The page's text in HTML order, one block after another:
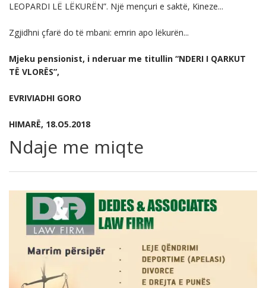
LEOPARDI LË LËKURËN”. Një mençuri e saktë, Kineze...
Zgjidhni çfarë do të mbani: emrin apo lëkurën...
Mjeku pensionist, i nderuar me titullin “NDERI I QARKUT
TË VLORËS”,
EVRIVIADHI GORO
HIMARË, 18.O5.2018
Ndaje me miqte